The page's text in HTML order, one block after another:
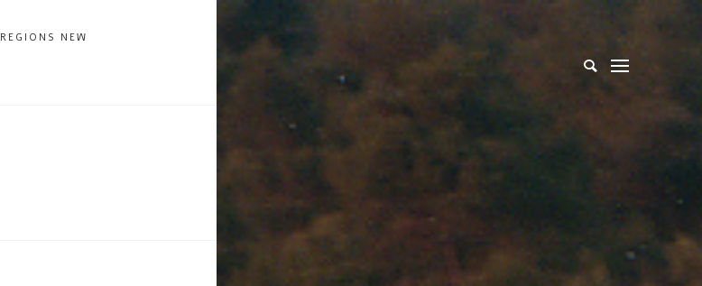
REGIONS NEW – צומת ספרותי